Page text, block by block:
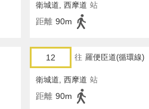
衛城道, 西摩道 站
距離 90m
12 往 羅便臣道(循環線)
衛城道, 西摩道 站
距離 90m